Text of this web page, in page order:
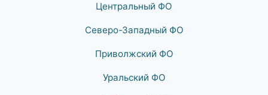
Центральный ФО
Северо-Западный ФО
Приволжский ФО
Уральский ФО